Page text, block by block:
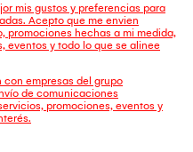
mis gustos y preferencias para
Acepto que me envien
promociones hechas a mi medida,
eventos y todo lo que se alinee
empresas del grupo
de comunicaciones
promociones, eventos y